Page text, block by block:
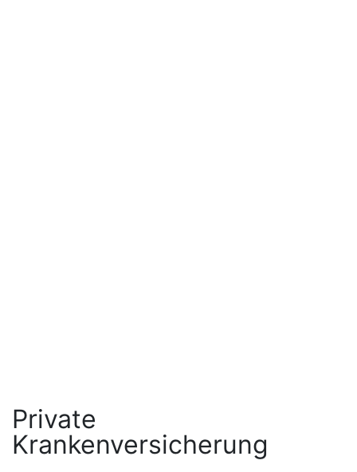
Private
Krankenversicherung